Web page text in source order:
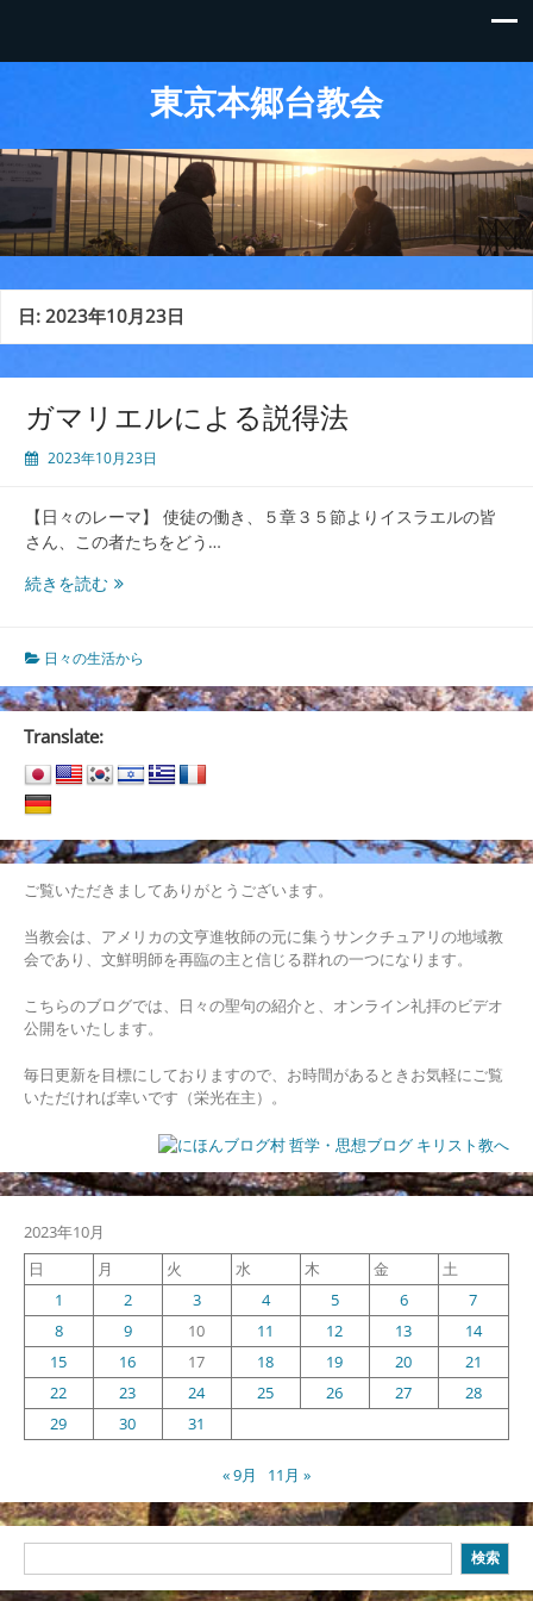
東京本郷台教会
日:2023年10月23日
ガマリエルによる説得法
2023年10月23日
【日々のレーマ】 使徒の働き、５章３５節よりイスラエルの皆
さん、この者たちをどう…
続きを読むガ
エ
ル
に
説
日々の生活から
Translate:
ご覧いただきましてありがとうございます。
当教会は、アメリカの文亨進牧師の元に集うサンクチュアリの地域教
会であり、文鮮明師を再臨の主と信じる群れの一つになります。
こちらのブログでは、日々の聖句の紹介と、オンライン礼拝のビデオ
公開をいたします。
毎日更新を目標にしておりますので、お時間があるときお気軽にご覧
いただければ幸いです（栄光在主）。
2023年10月
日
月 火 水 木 金
土
1
2 3 4 5 6
7
8
9 10 11 12 13
14
15
16 17 18 19 20
21
22
23 24 25 26 27
28
29
30 31
« 9月 11月 »
索
検索